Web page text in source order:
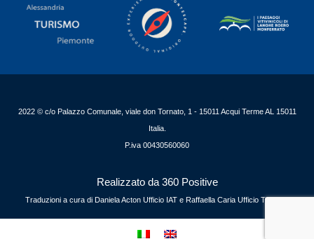
2022 © c/o Palazzo Comunale, viale don Tornato, 1 - 15011 Acqui Terme AL 15011
Italia.
P.iva 00430560060
Realizzato da 360 Positive
Traduzioni a cura di Daniela Acton Ufficio IAT e Raffaella Caria Ufficio Turismo